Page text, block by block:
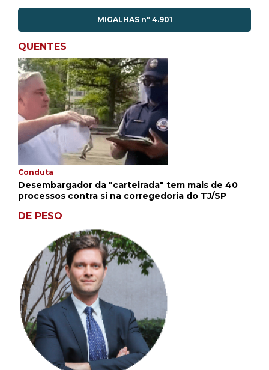
MIGALHAS nº 4.901
QUENTES
Conduta
Desembargador da "carteirada" tem mais de 40
processos contra si na corregedoria do TJ/SP
DE PESO